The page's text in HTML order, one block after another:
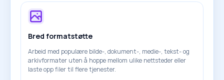
Bred formatstøtte
Arbeid med populære bilde-, dokument-, medie-, tekst- og
arkivformater uten å hoppe mellom ulike nettsteder eller
laste opp filer til flere tjenester.